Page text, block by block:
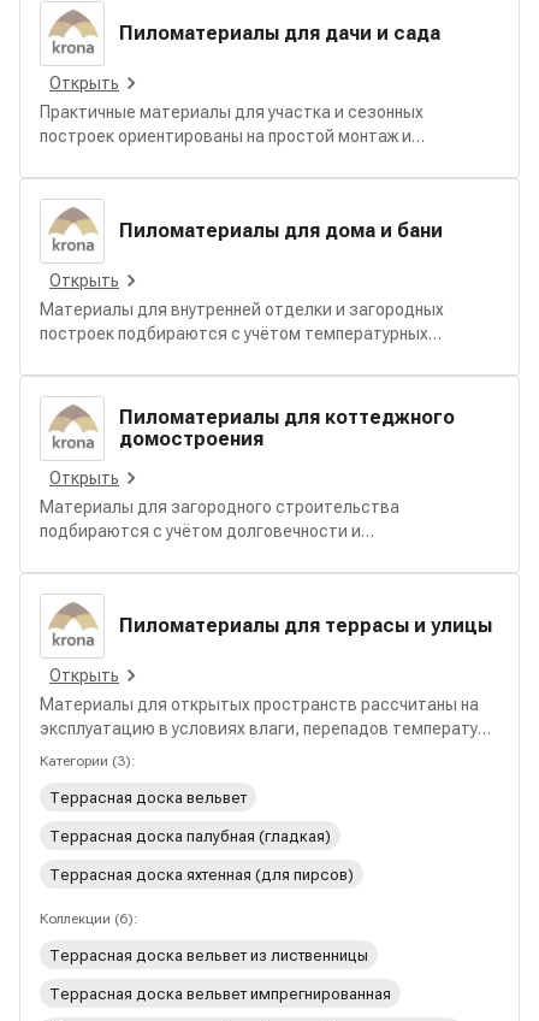
повышенной устойчивостью к плесени и грибку.
Пиломатериалы для дачи и сада
Открыть
Практичные материалы для участка и сезонных
построек ориентированы на простой монтаж и
решения для грядок, заборов, настилов, хозблоков,
беседок и других элементов садовой инфраструктуры.
Пиломатериалы для дома и бани
Открыть
Материалы для внутренней отделки и загородных
построек подбираются с учётом температурных
решения для стен, потолков, полов и конструктивных
элементов, подходящие для жилых помещений и банных
зон.
Пиломатериалы для коттеджного
домостроения
Открыть
Материалы для загородного строительства
подбираются с учётом долговечности и
для возведения каркаса, перекрытий, кровельных узлов
и отделки, подходящие для типовых и индивидуальных
проектов.
Пиломатериалы для террасы и улицы
Открыть
Материалы для открытых пространств рассчитаны на
эксплуатацию в условиях влаги, перепадов температуры
и регулярных механических нагрузок. В разделе собраны
ограждений и уличной отделки, подходящие для частных
домов, общественных зон и коммерческих объектов.
Категории (3):
Террасная доска вельвет
Террасная доска палубная (гладкая)
Террасная доска яхтенная (для пирсов)
Коллекции (6):
Террасная доска вельвет из лиственницы
Террасная доска вельвет импрегнированная